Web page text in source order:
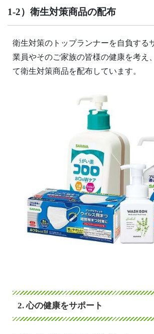
1-2）衛生対策商品の配布
衛生対策のトップランナーを自負する
業員やそのご家族の皆様の健康を考え
て衛生対策商品を配布しています。
2. 心の健康をサポート